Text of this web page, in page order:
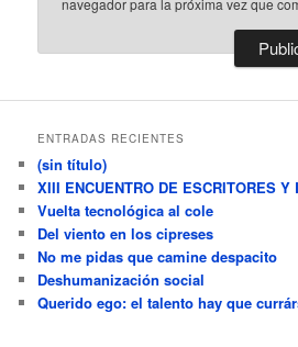
navegador para la próxima vez que
ENTRADAS RECIENTES
(sin título)
XIII ENCUENTRO DE ESCRITORES Y
Vuelta tecnológica al cole
Del viento en los cipreses
No me pidas que camine despacito
Deshumanización social
Querido ego: el talento hay que